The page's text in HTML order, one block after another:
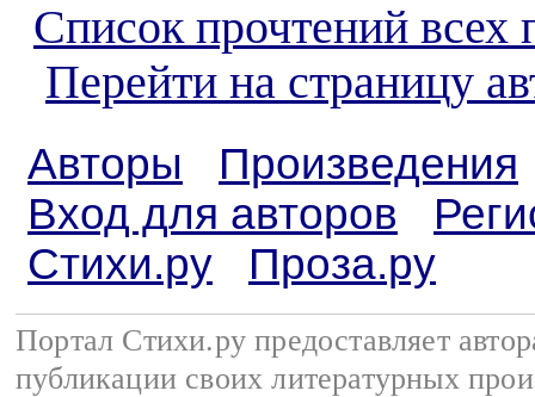
Список прочтений всех
Перейти на страницу
Авторы
Произведения
Вход для авторов
Стихи.ру
Проза.ру
Портал Стихи.ру предоставляет
публикации своих литературных